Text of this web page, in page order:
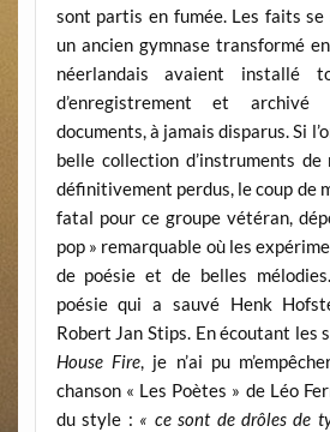
sont partis en fumée. Les faits se
un ancien gymnase transformé
néerlandais avaient installé
d’enregistrement et
documents, à jamais disparus. Si
belle collection d’instruments de
définitivement perdus, le coup de
fatal pour ce groupe vétéran,
pop » remarquable où les
de poésie et de belles
poésie qui a sauvé Henk
Robert Jan Stips. En écoutant les
House Fire, je n’ai pu
chanson « Les Poètes » de Léo
du style : « ce sont de drôles de